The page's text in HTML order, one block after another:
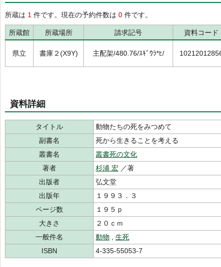
所蔵は 1 件です。現在の予約件数は 0 件です。
所蔵館 所蔵場所 請求記号 資料コード
県立 書庫２(X9Y) 主配架/480.76/ｽｷﾞｳﾗ*ﾋ/
資料詳細
タイトル
動物たちの死をみつめて
副書名
死から生きることを考える
叢書名
叢書死の文化
著者
杉浦 宏 ／著
出版者
弘文堂
出版年
１９９３．３
ページ数
１９５ｐ
大きさ
２０ｃｍ
一般件名
動物
生死
ISBN
4-335-55053-7